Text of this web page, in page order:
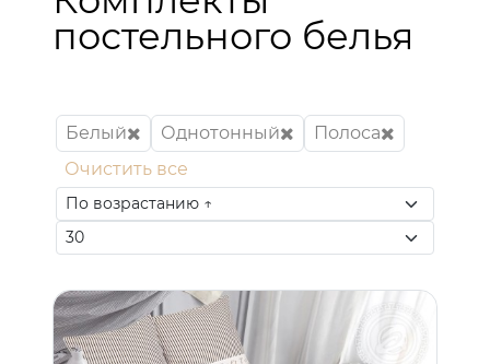
постельного белья
Белый Однотонный
Полоса
Очистить все